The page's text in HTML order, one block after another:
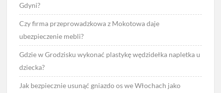
Gdyni?
Czy firma przeprowadzkowa z Mokotowa daje
ubezpieczenie mebli?
Gdzie w Grodzisku wykonać plastykę wędzidełka napletka u
dziecka?
Jak bezpiecznie usunąć gniazdo os we Włochach jako